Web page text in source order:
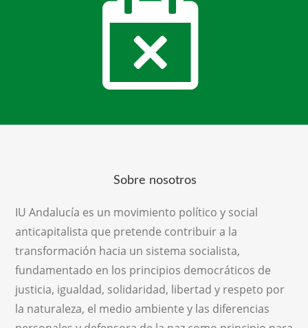
Sobre nosotros
IU Andalucía es un movimiento político y social
anticapitalista que pretende contribuir a la
transformación hacia un sistema socialista,
fundamentado en los principios democráticos de
justicia, igualdad, solidaridad, libertad y respeto por
la naturaleza, el medio ambiente y las diferencias